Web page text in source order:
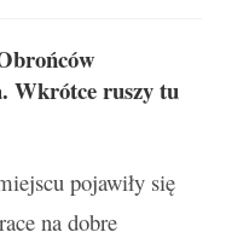
Wkrótce ruszy tu
pojawiły się
na dobre